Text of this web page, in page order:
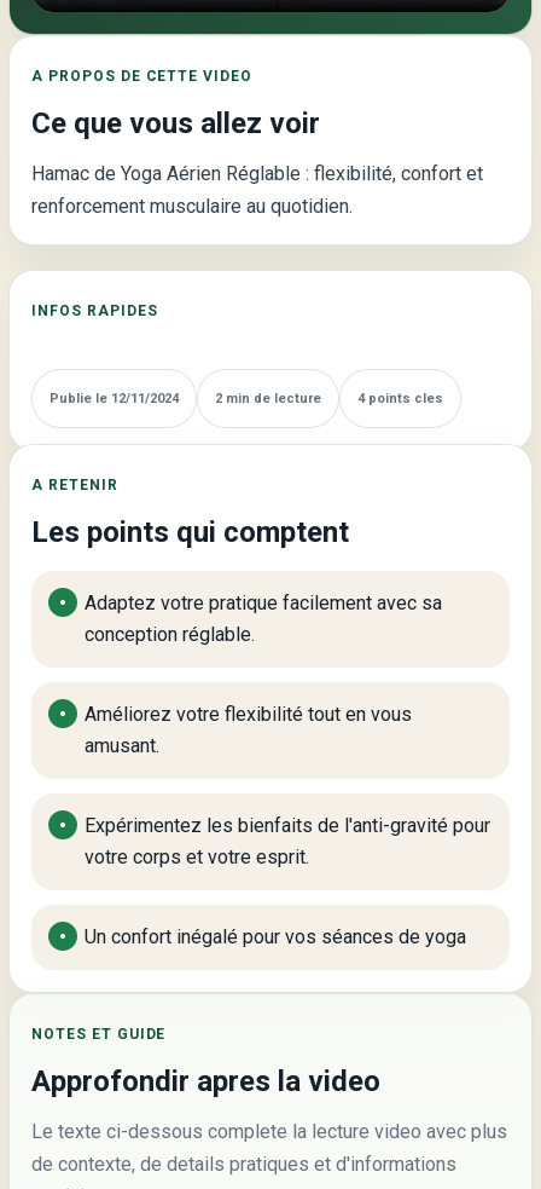
Votre
pour
l’équilibre
et
A PROPOS DE CETTE VIDEO
Ce que vous allez voir
Hamac de Yoga Aérien Réglable : flexibilité, confort et
renforcement musculaire au quotidien.
INFOS RAPIDES
Publie le 12/11/2024 2 min de lecture 4 points cles
A RETENIR
Les points qui comptent
Adaptez votre pratique facilement avec sa
conception réglable.
Améliorez votre flexibilité tout en vous
amusant.
Expérimentez les bienfaits de l'anti-gravité pour
votre corps et votre esprit.
Un confort inégalé pour vos séances de yoga
NOTES ET GUIDE
Approfondir apres la video
Le texte ci-dessous complete la lecture video avec plus
de contexte, de details pratiques et d'informations